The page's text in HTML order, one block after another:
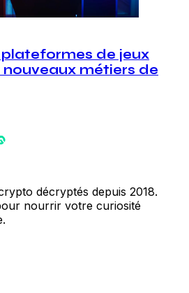
de jeux
nouveaux métiers de
décryptés depuis 2018.
nourrir votre curiosité